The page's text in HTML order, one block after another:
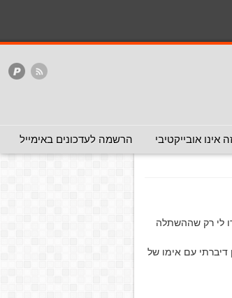
אינו אובייקטיבי הרשמה לעדכונים באימייל
המלצה - לכאן ולכאן
הכט
מסרו לי רק שההשתלה
עם אימו של